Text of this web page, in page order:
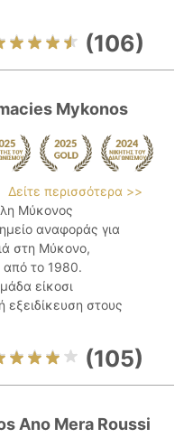
(106)
Mykonos
Δείτε περισσότερα >>
Μύκονος
αναφοράς για
στη Μύκονο,
από το 1980.
είκοσι
στους
(105)
Ano Mera Roussi